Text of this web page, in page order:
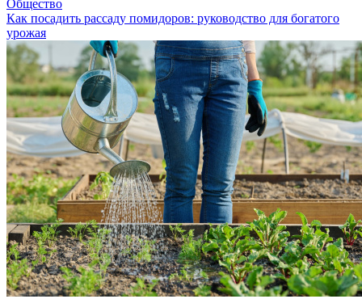
Общество
Как посадить рассаду помидоров: руководство для богатого
урожая